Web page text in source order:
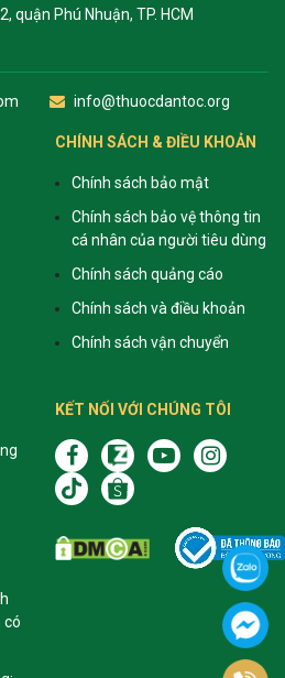
quận Phú Nhuận, TP. HCM
info@thuocdantoc.org
CHÍNH SÁCH & ĐIỀU KHOẢN
Chính sách bảo mật
Chính sách bảo vệ thông tin
cá nhân của người tiêu dùng
Chính sách quảng cáo
Chính sách và điều khoản
Chính sách vận chuyển
có
KẾT NỐI VỚI CHÚNG TÔI